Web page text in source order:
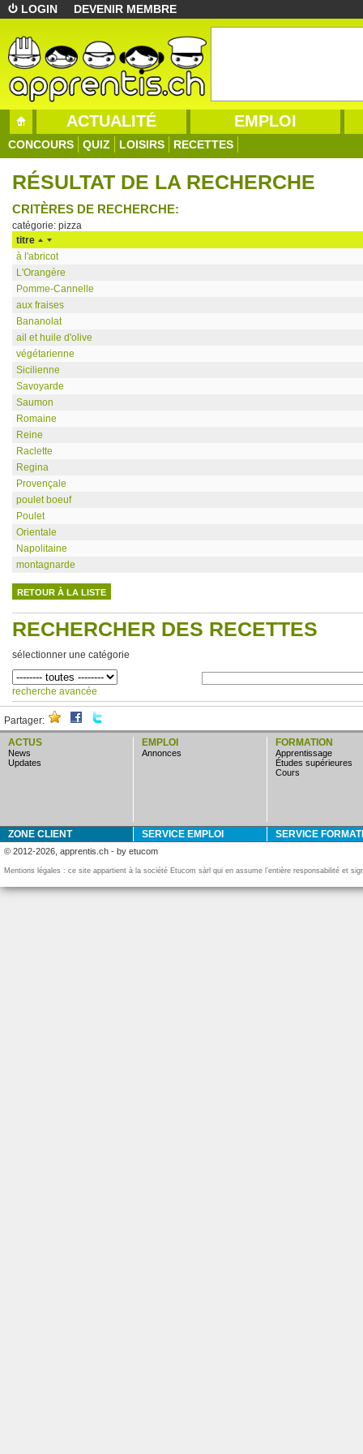
LOGIN DEVENIR MEMBRE
ACTUALITÉ EMPLOI
CONCOURS QUIZ LOISIRS RECETTES
RÉSULTAT DE LA RECHERCHE
CRITÈRES DE RECHERCHE:
catégorie: pizza
titre
à l'abricot
L'Orangère
Pomme-Cannelle
aux fraises
Bananolat
ail et huile d'olive
végétarienne
Sicilienne
Savoyarde
Saumon
Romaine
Reine
Raclette
Regina
Provençale
poulet boeuf
Poulet
Orientale
Napolitaine
montagnarde
RETOUR À LA LISTE
RECHERCHER DES RECETTES
sélectionner une catégorie
recherche avancée
Partager:
ACTUS
news
updates
EMPLOI
annonces
FORMATION
apprentissage
études supérieures
cours
ZONE CLIENT SERVICE EMPLOI SERVICE
© 2012-2026, apprentis.ch - by etucom
Mentions légales : ce site appartient à la société Etucom sàrl qui en assume l’entière responsabilité et